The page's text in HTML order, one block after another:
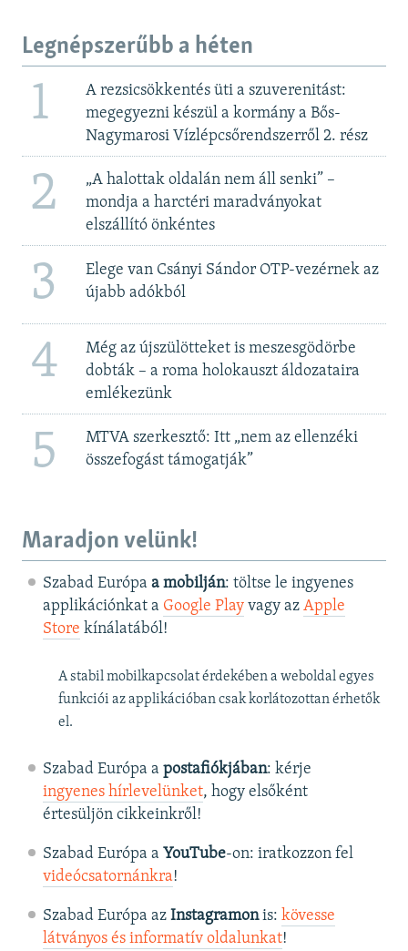
Legnépszerűbb a héten
1
A rezsicsökkentés üti a szuverenitást:
megegyezni készül a kormány a Bős-
Nagymarosi Vízlépcsőrendszerről 2. rész
2
„A halottak oldalán nem áll senki” –
mondja a harctéri maradványokat
elszállító önkéntes
3
Elege van Csányi Sándor OTP-vezérnek az
újabb adókból
4
Még az újszülötteket is meszesgödörbe
dobták – a roma holokauszt áldozataira
emlékezünk
5
MTVA szerkesztő: Itt „nem az ellenzéki
összefogást támogatják”
Maradjon velünk!
Szabad Európa a mobilján: töltse le ingyenes
applikációnkat a Google Playvagy az Apple
Store kínálatából!
A stabil mobilkapcsolat érdekében a weboldal egyes
funkciói az applikációban csak korlátozottan érhetők
el.
Szabad Európa a postafiókjában: kérje
ingyenes hírlevelünket, hogy elsőként
értesüljön cikkeinkről!
Szabad Európa a YouTube-on: iratkozzon fel
videócsatornánkra!
Szabad Európa az Instagramonis: kövesse
látványos és informatív oldalunkat! ​